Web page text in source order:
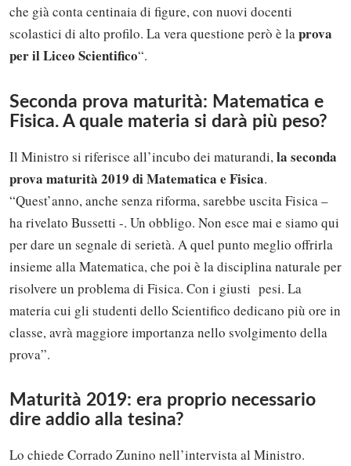
che già conta centinaia di figure, con nuovi docenti
scolastici di alto profilo. La vera questione però è laprova
per il Liceo Scientifico“.
Seconda prova maturità: Matematica e
Fisica. A quale materia si darà più peso?
Il Ministro si riferisce all’incubo dei maturandi,la seconda
prova maturità 2019 di Matematica e Fisica.
“Quest’anno, anche senza riforma, sarebbe uscita Fisica –
ha rivelato Bussetti -. Un obbligo. Non esce mai e siamo qui
per dare un segnale di serietà. A quel punto meglio offrirla
insieme alla Matematica, che poi è la disciplina naturale per
risolvere un problema di Fisica. Con i giusti pesi. La
materia cui gli studenti dello Scientifico dedicano più ore in
classe, avrà maggiore importanza nello svolgimento della
prova”.
Maturità 2019: era proprio necessario
dire addio alla tesina?
Lo chiede Corrado Zunino nell’intervista al Ministro.